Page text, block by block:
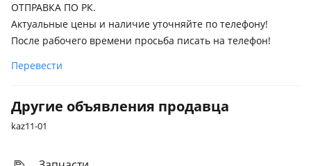
ОТПРАВКА ПО РК.
Актуальные цены и наличие уточняйте по телефону!
После рабочего времени просьба писать на телефон!
Перевести
Другие объявления продавца
kaz11-01